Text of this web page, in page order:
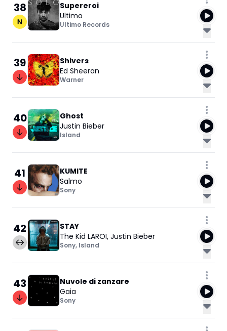
38
Supereroi
Ultimo
Ultimo Records
39
Shivers
Ed Sheeran
Warner
40
Ghost
Justin Bieber
Island
41
KUMITE
Salmo
Sony
42
STAY
The Kid LAROI, Justin Bieber
Sony, Island
43
Nuvole di zanzare
Gaia
Sony